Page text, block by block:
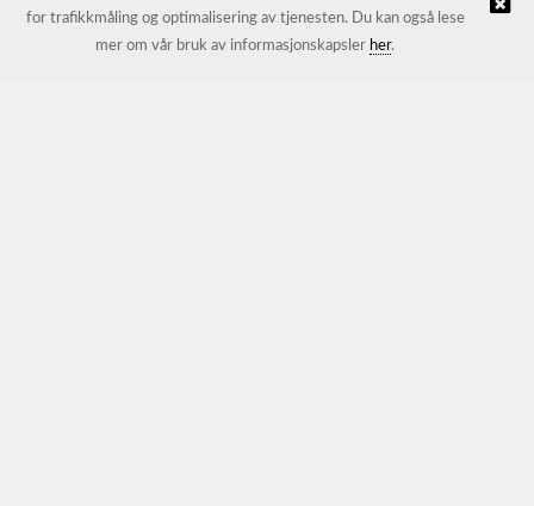
© JL Trading AS |Nettbutikk levert av Kréatif
for trafikkmåling og optimalisering av tjenesten. Du kan også lese
mer om vår bruk av informasjonskapsler her.